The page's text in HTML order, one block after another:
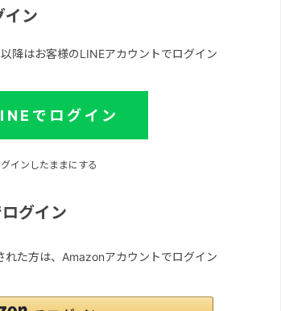
イン
降はお客様のLINEアカウントでログイン
でログイン
インしたままにする
グイン
た方は、Amazonアカウントでログイン